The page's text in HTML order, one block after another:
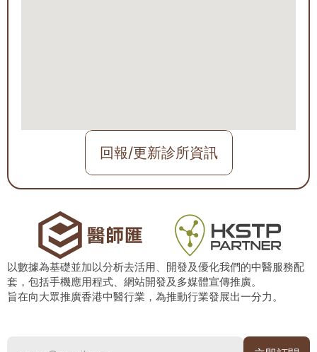
回報/更新診所資訊
以數據為基礎並加以分析去活用、開發及優化我們的中醫服務配
套，包括手機應用程式、網站開發及多媒體宣傳推廣。
旨在向大眾推廣香港中醫行業，為推動行業發展出一分力。